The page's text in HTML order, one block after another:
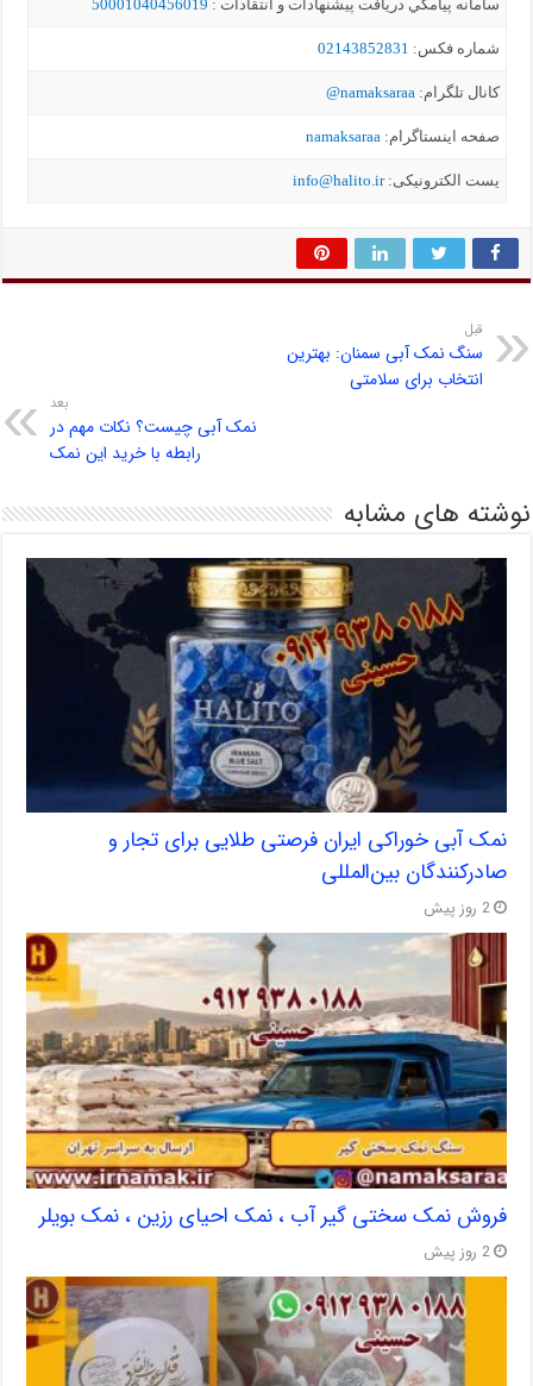
سامانه پيامکي دریافت پیشنهادات و انتقادات : 50001040456019
شماره فکس: 02143852831
کانال تلگرام:namaksaraa@
صفحه اینستاگرام:namaksaraa
یست الکترونیکی:info@halito.ir
قبل
سنگ نمک آبی سمنان: بهترین
انتخاب برای سلامتی
بعد
نمک آبی چیست؟ نکات مهم در
رابطه با خرید این نمک
نوشته های مشابه
نمک آبی خوراکی ایران فرصتی طلایی برای تجار و
صادرکنندگان بین‌المللی
2 روز پیش
فروش نمک سختی گیر آب ، نمک احیای رزین ، نمک بویلر
2 روز پیش